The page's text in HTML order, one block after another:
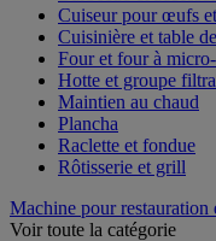
Barbecue et
Cuiseur pour œufs
Cuisinière et table de
Four et four à micro-
Hotte et groupe
Maintien au chaud
Plancha
Raclette et fondue
Machine pour restauration